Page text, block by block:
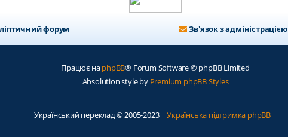
форум Зв'язок з адміністрацією
Працює наphpBB® Forum Software © phpBB Limited
Absolution style by Premium phpBB Styles
Український переклад © 2005-2023 Українська підтримка phpBB